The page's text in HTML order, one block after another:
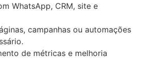
WhatsApp, CRM, site e
campanhas ou automações
de métricas e melhoria